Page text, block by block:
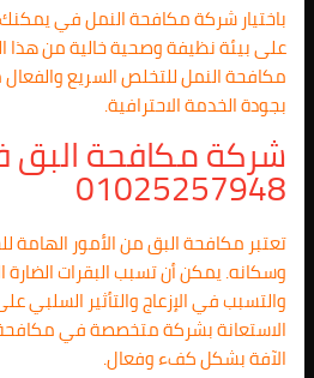
باختيار شركة مكافحة النمل في
على بيئة نظيفة وصحية خالية من هذا
مكافحة النمل للتخلص السريع
بجودة الخدمة الاحترافية.
شركة مكافحة
01025257948
تعتبر مكافحة البق من الأمور الهامة
وسكانه. يمكن أن تسبب البقرات
والتسبب في الإزعاج والتأثير السلبي
الاستعانة بشركة متخصصة في
الآفة بشكل كفء وفعال.